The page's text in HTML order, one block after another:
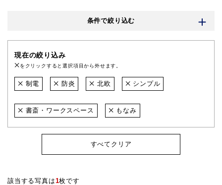
条件で絞り込む
現在の絞り込み
をクリックすると選択項目から外せます。
制電 防炎 北欧 シンプル
書斎・ワークスペース もなみ
すべてクリア
該当する写真は1枚です